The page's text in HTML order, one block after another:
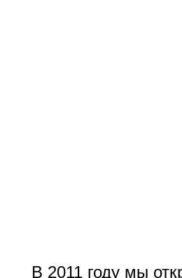
В 2011 году мы